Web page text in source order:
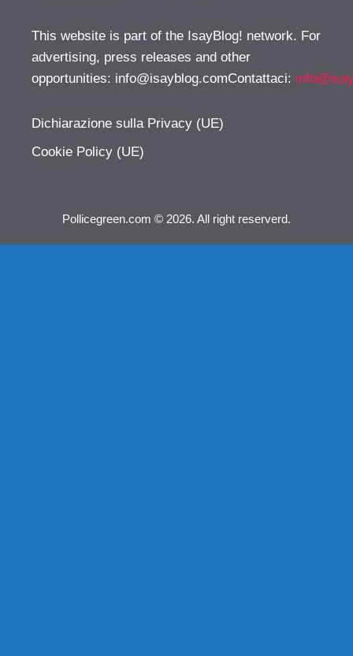
This website is part of the IsayBlog! network. For
advertising, press releases and other
opportunities: info@isayblog.comContattaci:
Dichiarazione sulla Privacy (UE)
Cookie Policy (UE)
Pollicegreen.com © 2026. All right reserverd.